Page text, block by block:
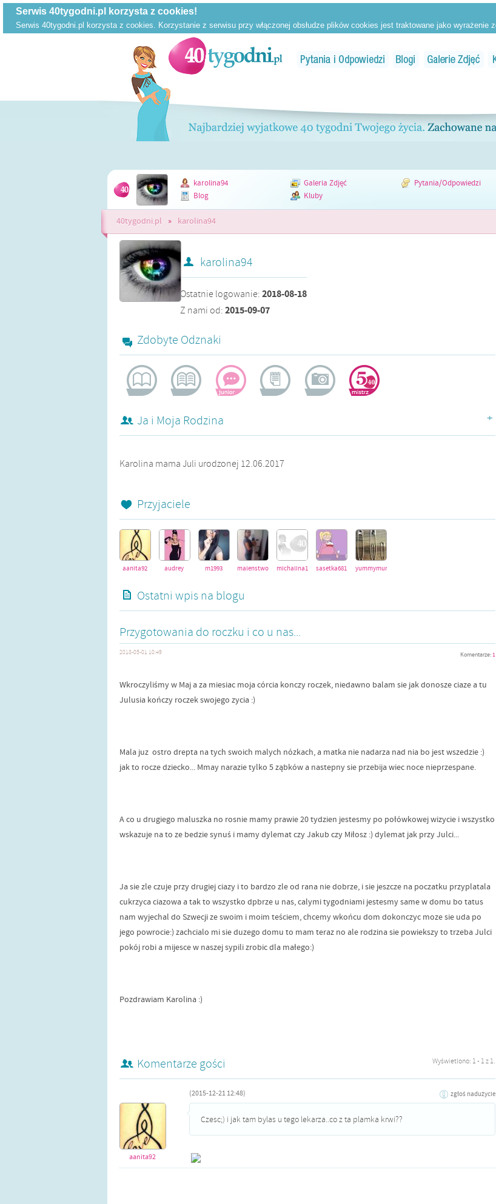
karolina94 Galeria Zdjęć
Pytania/Odpowiedzi
Blog
Kluby
40tygodni.pl » karolina94
karolina94
Ostatnie logowanie: 2018-08-18
Z nami od: 2015-09-07
Zdobyte Odznaki
Ja i Moja Rodzina +
Karolina mama Juli urodzonej 12.06.2017
Przyjaciele
aanita92 audrey m1993 malenstwo1993michalina123456sasetka681 yummymummy
Ostatni wpis na blogu
Przygotowania do roczku i co u nas...
2018-05-01 10:49 Komentarze:1
Wkroczyliśmy w Maj a za miesiac moja córcia konczy roczek, niedawno balam sie jak donosze ciaze a tu
Julusia kończy roczek swojego zycia :)
Mala juz ostro drepta na tych swoich malych nózkach, a matka nie nadarza nad nia bo jest wszedzie :)
jak to rocze dziecko... Mmay narazie tylko 5 ząbków a nastepny sie przebija wiec noce nieprzespane.
A co u drugiego maluszka no rosnie mamy prawie 20 tydzien jestesmy po połówkowej wizycie i wszystko
wskazuje na to ze bedzie synuś i mamy dylemat czy Jakub czy Miłosz :) dylemat jak przy Julci...
Ja sie zle czuje przy drugiej ciazy i to bardzo zle od rana nie dobrze, i sie jeszcze na poczatku przyplatala
cukrzyca ciazowa a tak to wszystko dpbrze u nas, calymi tygodniami jestesmy same w domu bo tatus
nam wyjechal do Szwecji ze swoim i moim teściem, chcemy wkońcu dom dokonczyc moze sie uda po
jego powrocie:) zachcialo mi sie duzego domu to mam teraz no ale rodzina sie powiekszy to trzeba Julci
pokój robi a mijesce w naszej sypili zrobic dla małego:)
Pozdrawiam Karolina :)
Komentarze gości Wyświetlono: 1 - 1 z 1.
(2015-12-21 12:48) zgłoś nadużycie
aanita92
Czesc;) i jak tam bylas u tego lekarza..co z ta plamka krwi??